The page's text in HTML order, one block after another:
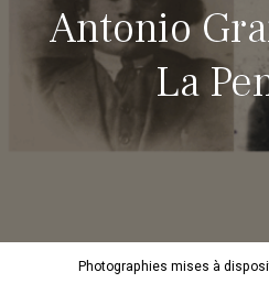
Antonio
La
Photographies mises à